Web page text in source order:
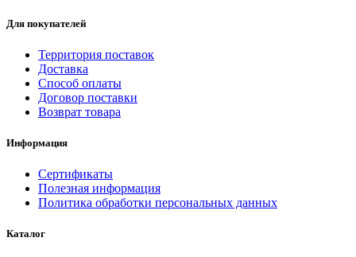
Для покупателей
Территория поставок
Доставка
Способ оплаты
Договор поставки
Возврат товара
Информация
Сертификаты
Полезная информация
Политика обработки персональных данных
Каталог